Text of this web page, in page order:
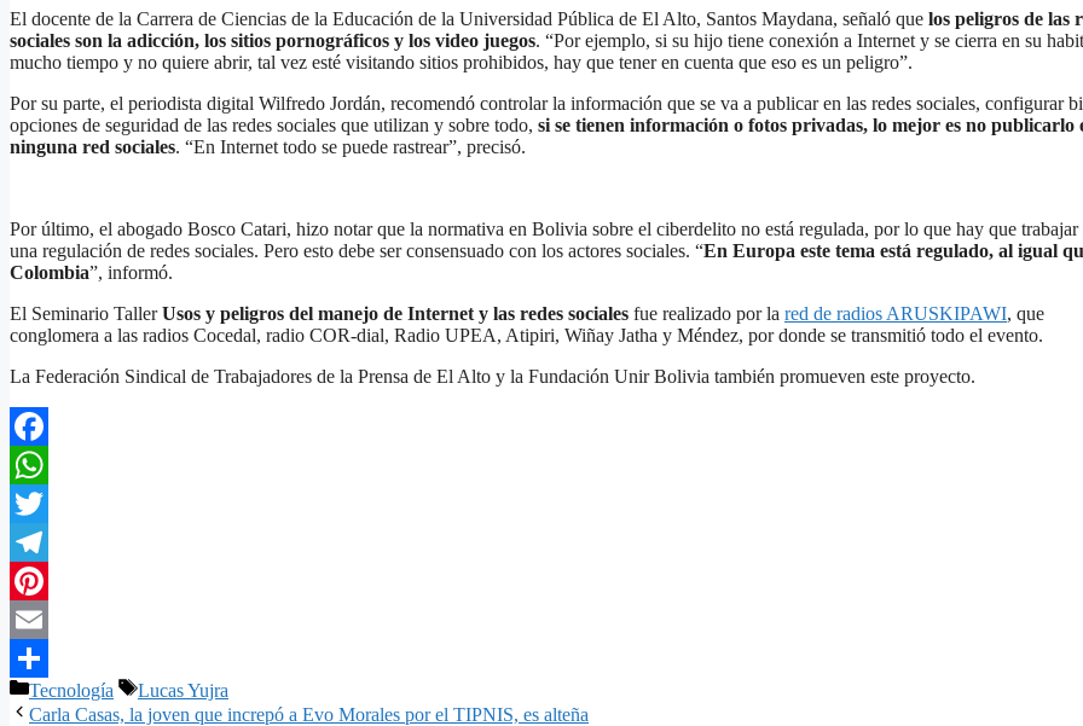
El docente de la Carrera de Ciencias de la Educación de la Universidad Pública de El Alto, Santos Maydana, señaló que los peligros de las
sociales son la adicción, los sitios pornográficos y los video juegos. “Por ejemplo, si su hijo tiene conexión a Internet y se cierra en su
mucho tiempo y no quiere abrir, tal vez esté visitando sitios prohibidos, hay que tener en cuenta que eso es un peligro”.
Por su parte, el periodista digital Wilfredo Jordán, recomendó controlar la información que se va a publicar en las redes sociales, configurar
opciones de seguridad de las redes sociales que utilizan y sobre todo, si se tienen información o fotos privadas, lo mejor es no publicarlo
ninguna red sociales. “En Internet todo se puede rastrear”, precisó.
Por último, el abogado Bosco Catari, hizo notar que la normativa en Bolivia sobre el ciberdelito no está regulada, por lo que hay que trabajar
una regulación de redes sociales. Pero esto debe ser consensuado con los actores sociales. “En Europa este tema está regulado, al igual
Colombia”, informó.
El Seminario TallerUsos y peligros del manejo de Internet y las redes sociales fue realizado por la red de radios ARUSKIPAWI, que
conglomera a las radios Cocedal, radio COR-dial, Radio UPEA, Atipiri, Wiñay Jatha y Méndez, por donde se transmitió todo el evento.
La Federación Sindical de Trabajadores de la Prensa de El Alto y la Fundación Unir Bolivia también promueven este proyecto.
Facebook
WhatsApp
Twitter
Telegram
Pinterest
Email
Compartir
Categorías
Tecnología Etiquetas
Lucas Yujra
Carla Casas, la joven que increpó a Evo Morales por el TIPNIS, es alteña